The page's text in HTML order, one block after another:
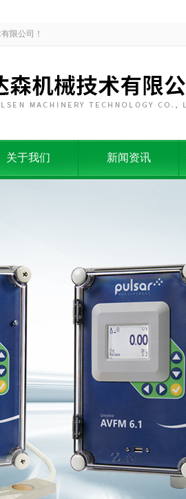
限公司！
关于我们 新闻资讯